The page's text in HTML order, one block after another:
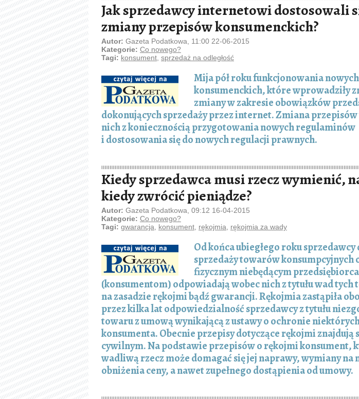
Jak sprzedawcy internetowi dostosowali
zmiany przepisów konsumenckich?
Autor: Gazeta Podatkowa, 11:00 22-06-2015
Kategorie: Co nowego?
Tagi: konsument sprzedaż na odległość
Mija pół roku funkcjonowania
konsumenckich, które wprowadziły
zmiany w zakresie obowiązków
dokonujących sprzedaży przez internet. Zmiana przepisów
nich z koniecznością przygotowania nowych regulaminów
i dostosowania się do nowych regulacji prawnych.
Kiedy sprzedawca musi rzecz wymienić,
kiedy zwrócić pieniądze?
Autor: Gazeta Podatkowa, 09:12 16-04-2015
Kategorie: Co nowego?
Tagi: gwarancja konsument rękojmia rękojmia za wady
Od końca ubiegłego roku
sprzedaży towarów konsumpcyjnych
fizycznym niebędącym
(konsumentom) odpowiadają wobec nich z tytułu wad
na zasadzie rękojmi bądź gwarancji. Rękojmia zastąpiła
przez kilka lat odpowiedzialność sprzedawcy z tytułu
towaru z umową wynikającą z ustawy o ochronie
konsumenta. Obecnie przepisy dotyczące rękojmi znajdują
cywilnym. Na podstawie przepisów o rękojmi konsument,
wadliwą rzecz może domagać się jej naprawy, wymiany na
obniżenia ceny, a nawet zupełnego dostąpienia od umowy.